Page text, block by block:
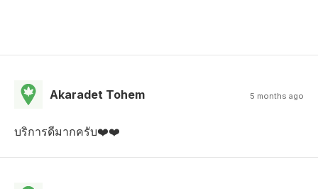
Akaradet Tohem 5 months ago
บริการดีมากครับ❤️❤️